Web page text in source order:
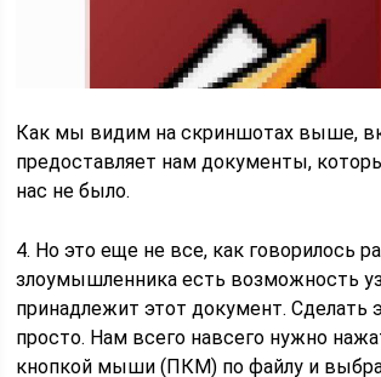
Как мы видим на скриншотах выше,
предоставляет нам документы,
нас не было.
4. Но это еще не все, как говорилось
злоумышленника есть возможность
принадлежит этот документ. Сделать
просто. Нам всего навсего нужно
кнопкой мыши (ПКМ) по файлу и